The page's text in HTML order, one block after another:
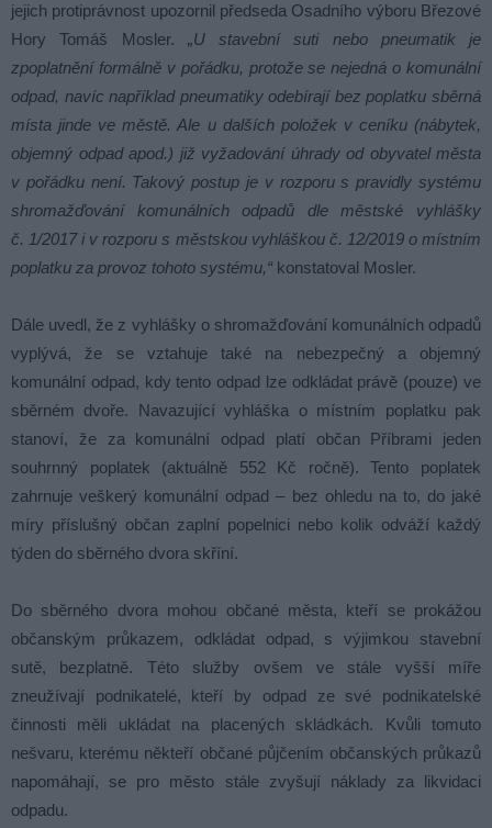
jejich protiprávnost upozornil předseda Osadního výboru Březové
Hory Tomáš Mosler. „U stavební suti nebo pneumatik je
zpoplatnění formálně v pořádku, protože se nejedná o komunální
odpad, navíc například pneumatiky odebírají bez poplatku sběrná
místa jinde ve městě. Ale u dalších položek v ceníku (nábytek,
objemný odpad apod.) již vyžadování úhrady od obyvatel města
v pořádku není. Takový postup je v rozporu s pravidly systému
shromažďování komunálních odpadů dle městské vyhlášky
č. 1/2017 i v rozporu s městskou vyhláškou č. 12/2019 o místním
poplatku za provoz tohoto systému,“ konstatoval Mosler.
Dále uvedl, že z vyhlášky o shromažďování komunálních odpadů
vyplývá, že se vztahuje také na nebezpečný a objemný
komunální odpad, kdy tento odpad lze odkládat právě (pouze) ve
sběrném dvoře. Navazující vyhláška o místním poplatku pak
stanoví, že za komunální odpad platí občan Příbrami jeden
souhrnný poplatek (aktuálně 552 Kč ročně). Tento poplatek
zahrnuje veškerý komunální odpad – bez ohledu na to, do jaké
míry příslušný občan zaplní popelnici nebo kolik odváží každý
týden do sběrného dvora skříní.
Do sběrného dvora mohou občané města, kteří se prokážou
občanským průkazem, odkládat odpad, s výjimkou stavební
sutě, bezplatně. Této služby ovšem ve stále vyšší míře
zneužívají podnikatelé, kteří by odpad ze své podnikatelské
činnosti měli ukládat na placených skládkách. Kvůli tomuto
nešvaru, kterému někteří občané půjčením občanských průkazů
napomáhají, se pro město stále zvyšují náklady za likvidaci
odpadu.